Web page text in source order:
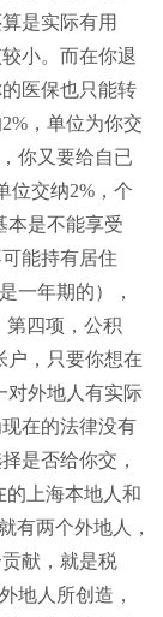
是实际有用
小。而在你退
医保也只能转
，单位为你交
你又要给自已
位交纳2%，个
本是不能享受
能持有居住
一年期的），
第四项，公积
户，只要你想在
对外地人有实际
在的法律没有
是否给你交，
的上海本地人和
有两个外地人，
献，就是税
地人所创造，